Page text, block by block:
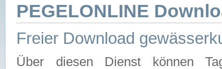
PEGELONLINE
Freier Download
Über diesen Dienst können